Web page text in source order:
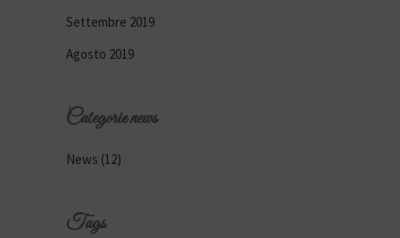
Settembre 2019
Agosto 2019
Categorie news
News (12)
Tags